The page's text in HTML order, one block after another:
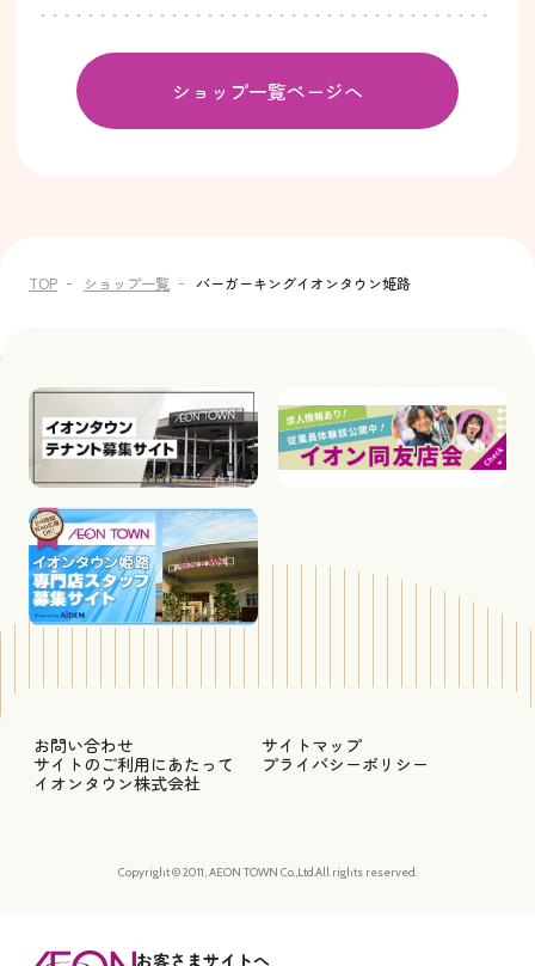
ショップ一覧ページへ
TOP ショップ一覧 バーガーキングイオンタウン姫路
お問い合わせ
サイトマップ
サイトのご利用にあたって
プライバシーポリシー
イオンタウン株式会社
Copyright © 2011, AEON TOWN Co.,Ltd.All rights reserved.
お客さまサイトへ